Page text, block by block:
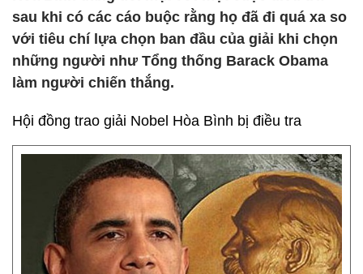
sau khi có các cáo buộc rằng họ đã đi quá xa so
với tiêu chí lựa chọn ban đầu của giải khi chọn
những người như Tổng thống Barack Obama
làm người chiến thắng.
Hội đồng trao giải Nobel Hòa Bình bị điều tra